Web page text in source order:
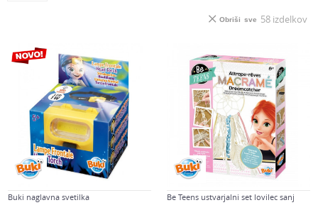
58 izdelkov
Obriši sve
Buki naglavna svetilka Be Teens ustvarjalni set lovilec sanj